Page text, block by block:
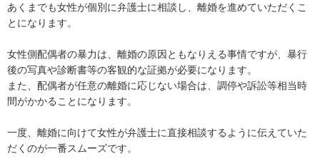
あくまでも女性が個別に弁護士に相談し、離婚を進めていただくこ
とになります。
女性側配偶者の暴力は、離婚の原因ともなりえる事情ですが、暴行
後の写真や診断書等の客観的な証拠が必要になります。
また、配偶者が任意の離婚に応じない場合は、調停や訴訟等相当時
間がかかることになります。
一度、離婚に向けて女性が弁護士に直接相談するように伝えていた
だくのが一番スムーズです。